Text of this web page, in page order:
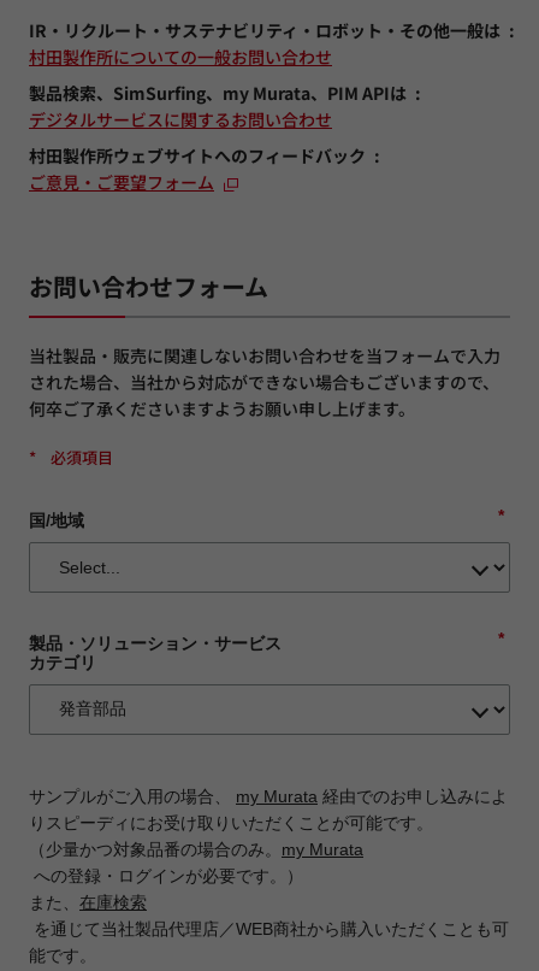
IR・リクルート・サステナビリティ・ロボット・その他一般は
村田製作所についての一般お問い合わせ
製品検索、SimSurfing、my Murata、PIM APIは
デジタルサービスに関するお問い合わせ
村田製作所ウェブサイトへのフィードバック
ご意見・ご要望フォーム
お問い合わせフォーム
当社製品・販売に関連しないお問い合わせを当フォームで入力
された場合、当社から対応ができない場合もございますので、
何卒ご了承くださいますようお願い申し上げます。
* 必須項目
*
国/地域
*
製品・ソリューション・サービス
カテゴリ
サンプルがご入用の場合、 my Murata 経由でのお申し込みによ
りスピーディにお受け取りいただくことが可能です。
（少量かつ対象品番の場合のみ。 my Murata
への登録・ログインが必要です。）
また、 在庫検索
を通じて当社製品代理店／WEB商社から購入いただくことも可
能です。